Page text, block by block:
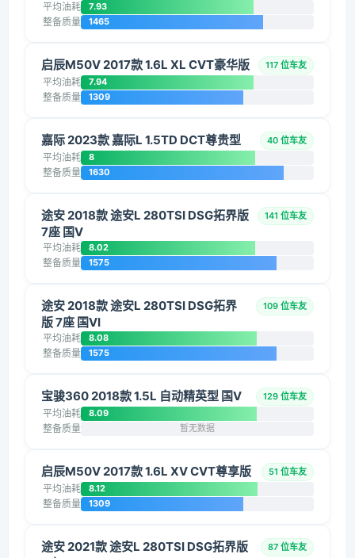
平均油耗 7.93
整备质量 1465
启辰M50V 2017款 1.6L XL CVT豪华版 117 位车友
平均油耗 7.94
整备质量 1309
嘉际 2023款 嘉际L 1.5TD DCT尊贵型 40 位车友
平均油耗 8
整备质量 1630
途安 2018款 途安L 280TSI DSG拓界版
7座 国V
141 位车友
平均油耗 8.02
整备质量 1575
途安 2018款 途安L 280TSI DSG拓界
版 7座 国VI
109 位车友
平均油耗 8.08
整备质量 1575
宝骏360 2018款 1.5L 自动精英型 国V 129 位车友
平均油耗 8.09
整备质量 暂无数据
启辰M50V 2017款 1.6L XV CVT尊享版 51 位车友
平均油耗 8.12
整备质量 1309
途安 2021款 途安L 280TSI DSG拓界版
87 位车友